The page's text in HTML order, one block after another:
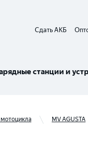
Сдать АКБ
станции и
MV AGUSTA